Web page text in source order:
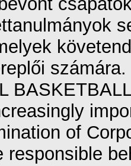
of
responsible